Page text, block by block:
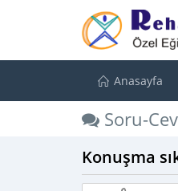
Anasayfa
Soru-
Konuşma